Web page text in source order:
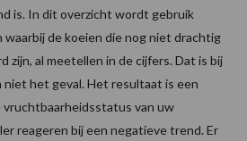
is. In dit overzicht wordt gebruik
waarbij de koeien die nog niet drachtig
zijn, al meetellen in de cijfers. Dat is bij
niet het geval. Het resultaat is een
vruchtbaarheidsstatus van uw
reageren bij een negatieve trend. Er